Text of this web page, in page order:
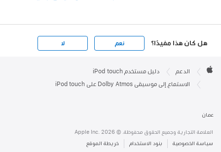
هل كان هذا مفيدًا؟ نعم لا
Footer

الدعم دليل مستخدم iPod touch
الاستماع إلى موسيقى Dolby Atmos على iPod touch
عمان
العلامة التجارية وجميع الحقوق محفوظة. © 2026 .Apple Inc
سياسة الخصوصية بنود الاستخدام خريطة الموقع